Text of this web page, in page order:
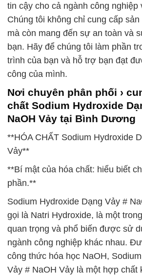
tin cậy cho cả ngành công nghiệp
Chúng tôi không chỉ cung cấp
mà còn mang đến sự an toàn và
bạn. Hãy để chúng tôi làm phần
trình của bạn và hỗ trợ bạn đạt
công của mình.
Nơi chuyên phân phối ›
chất Sodium Hydroxide
NaOH Vảy tại Bình Dương
**HÓA CHẤT Sodium Hydroxide
Vảy**
**Bí mật của hóa chất: hiểu biết
phần.**
Sodium Hydroxide Dạng Vảy #
gọi là Natri Hydroxide, là một
quan trọng và phổ biến được sử
ngành công nghiệp khác nhau.
công thức hóa học NaOH,
Vảy # NaOH Vảy là một hợp chất